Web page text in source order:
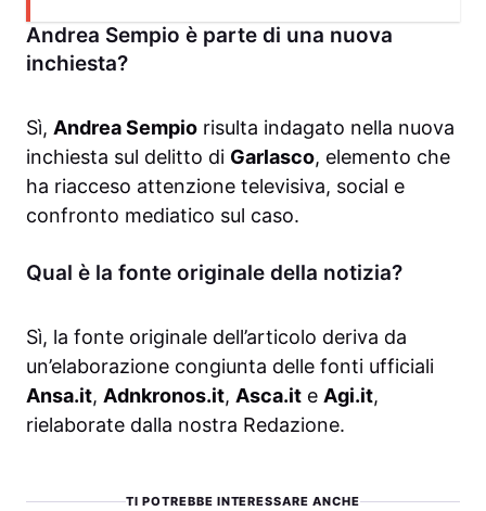
Andrea Sempio è parte di una nuova
inchiesta?
Sì, Andrea Sempio risulta indagato nella nuova
inchiesta sul delitto di Garlasco, elemento che
ha riacceso attenzione televisiva, social e
confronto mediatico sul caso.
Qual è la fonte originale della notizia?
Sì, la fonte originale dell’articolo deriva da
un’elaborazione congiunta delle fonti ufficiali
Ansa.it, Adnkronos.it, Asca.it e Agi.it,
rielaborate dalla nostra Redazione.
TI POTREBBE INTERESSARE ANCHE